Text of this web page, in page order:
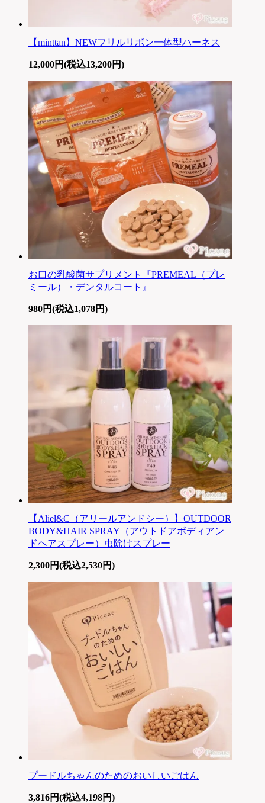
【minttan】NEWフリルリボン一体型ハーネス
12,000円(税込13,200円)
お口の乳酸菌サプリメント『PREMEAL（プレ
ミール）・デンタルコート』
980円(税込1,078円)
【Aliel&C（アリールアンドシー）】OUTDOOR
BODY&HAIR SPRAY（アウトドアボディアン
ドヘアスプレー）虫除けスプレー
2,300円(税込2,530円)
プードルちゃんのためのおいしいごはん
3,816円(税込4,198円)